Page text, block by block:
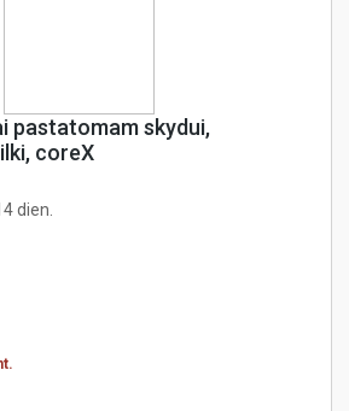
pastatomam skydui,
coreX
dien.